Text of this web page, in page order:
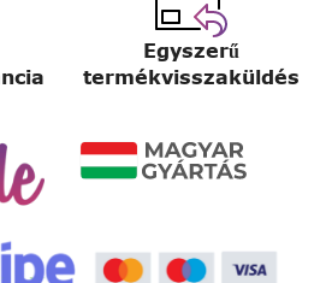
Egyszerű
termékvisszaküldés